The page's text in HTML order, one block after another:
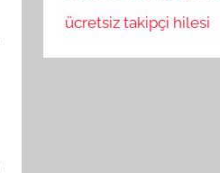
ücretsiz takipçi hilesi